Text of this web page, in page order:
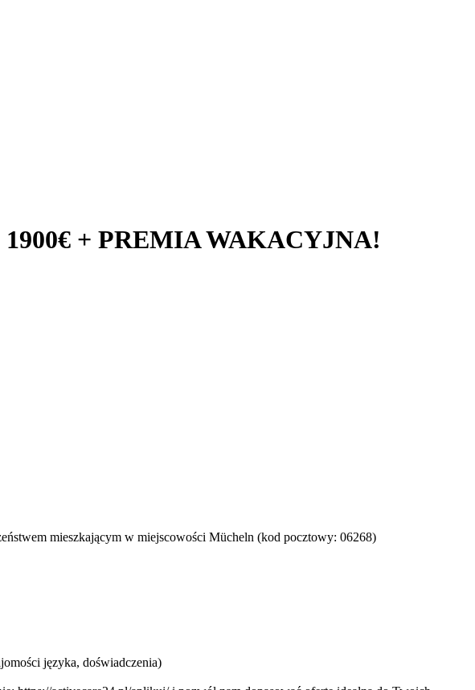
1900€ + PREMIA WAKACYJNA!
mieszkającym w miejscowości Mücheln (kod pocztowy: 06268)
języka, doświadczenia)